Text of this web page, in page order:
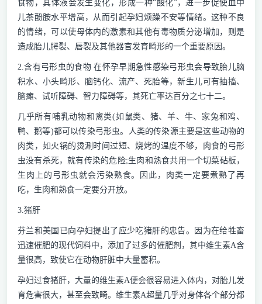
食物，其体液会发生变化，形成一种“酸化”，进一步促使血中
儿茶酚胺水平增高，从而引起孕妇烦躁不安等情绪。这种不良
的情绪，可以使母体内的激素和其他有毒物质分泌增加，则是
造成胎儿腭裂、唇裂及其他器官发育畸形的一个重要原因。
2.含有弓形虫的食物 在怀孕早期急性感染弓形虫会导致胎儿脑
积水、小头畸形、脑钙化、流产、死胎等，新生儿可有抽搐、
脑瘫、试听障碍、智力障碍等，其死亡率达百分之七十二。
几乎所有哺乳动物和禽类(如鼠类、猪、羊、牛、家兔和鸡、
鸭、鹅等)都可以传染弓形虫。人类的传染源主要是这些动物的
肉类，如火锅的烫涮时间过短、烧烤的温度不够，肉食的弓形
虫没有杀死，就有传染的危险;生肉和熟食共用一个切菜砧板，
生肉上的弓形虫就会污染熟食。因此，肉类一定要煮熟了再
吃，生肉和熟食一定要分开放。
3.猪肝
芬兰和美国已向孕妇提出了应少吃猪肝的忠告。因为在给牲畜
迅速催肥的现代饲料中，添加了过多的催肥剂，其中维生素A含
量很高，致使它在动物肝脏中大量蓄积。
孕妇过食猪肝，大量的维生素A便会很容易进入体内，对胎儿发
育危害很大，甚至会致畸。维生素A超量几乎对身体各个部分都